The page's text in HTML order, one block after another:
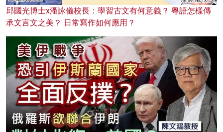
邱國光博士x潘詠儀校長：學習古文有何意義？ 粵語怎樣傳
承文言文之美？ 日常寫作如何應用？